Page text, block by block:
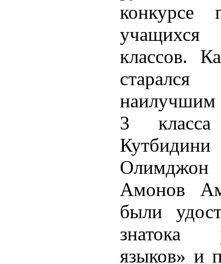
учащихся
классов.
наилучшим
3
Олимджон
Амонов
были
знатока
языков» и